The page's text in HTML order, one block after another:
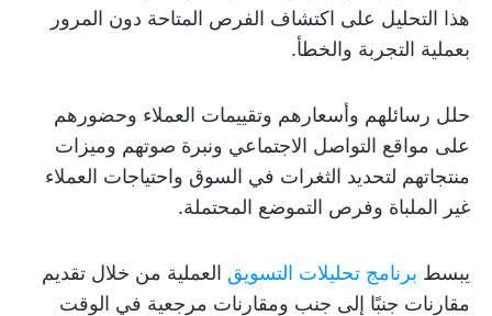
هذا التحليل على اكتشاف الفرص المتاحة دون المرور
بعملية التجربة والخطأ.
حلل رسائلهم وأسعارهم وتقييمات العملاء وحضورهم
على مواقع التواصل الاجتماعي ونبرة صوتهم وميزات
منتجاتهم لتحديد الثغرات في السوق واحتياجات العملاء
غير الملباة وفرص التموضع المحتملة.
يبسط برنامج تحليلات التسويق العملية من خلال تقديم
مقارنات جنبًا إلى جنب ومقارنات مرجعية في الوقت